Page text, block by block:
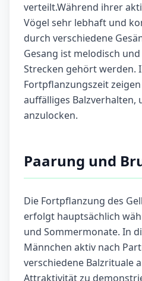
verteilt.Während ihrer
Vögel sehr lebhaft und
durch verschiedene
Gesang ist melodisch
Strecken gehört werden.
Fortpflanzungszeit
auffälliges Balzverhalten,
anzulocken.
Paarung und
Die Fortpflanzung des
erfolgt hauptsächlich
und Sommermonate. In
Männchen aktiv nach
verschiedene Balzrituale
Attraktivität zu